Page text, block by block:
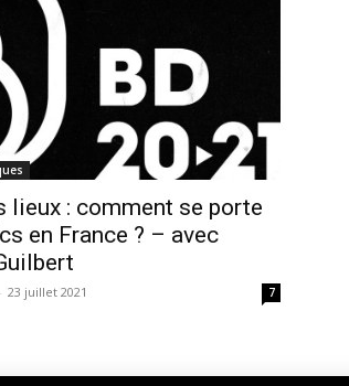
lieux : comment se porte
en France ? – avec
- 23 juillet 2021 7